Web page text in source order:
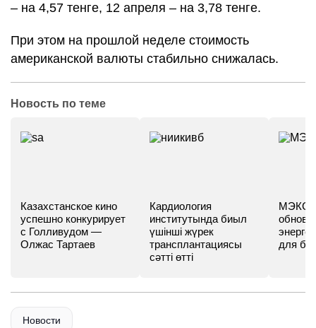
– на 4,57 тенге, 12 апреля – на 3,78 тенге.
При этом на прошлой неделе стоимость
американской валюты стабильно снижалась.
Новость по теме
Казахстанское кино
успешно конкурирует
с Голливудом —
Олжас Тартаев
Кардиология
институтында биыл
үшінші жүрек
трансплантациясы
сәтті өтті
МЭКС -
для
Новости